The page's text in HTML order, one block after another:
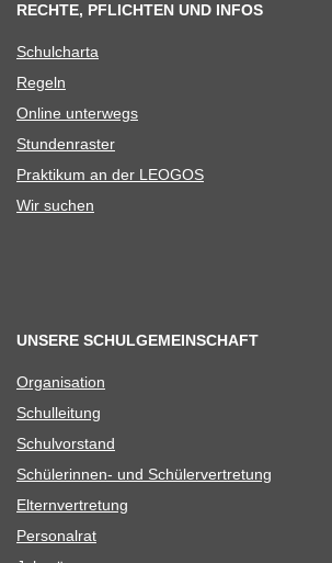
RECHTE, PFLICHTEN UND INFOS
Schul­charta
Regeln
Online unter­wegs
Stun­den­ras­ter
Prak­ti­kum an der LEOGOS
Wir suchen
UNSERE SCHULGEMEINSCHAFT
Orga­ni­sa­tion
Schul­lei­tung
Schul­vor­stand
Schü­le­rin­nen- und Schülervertretung
Eltern­ver­tre­tung
Per­so­nal­rat